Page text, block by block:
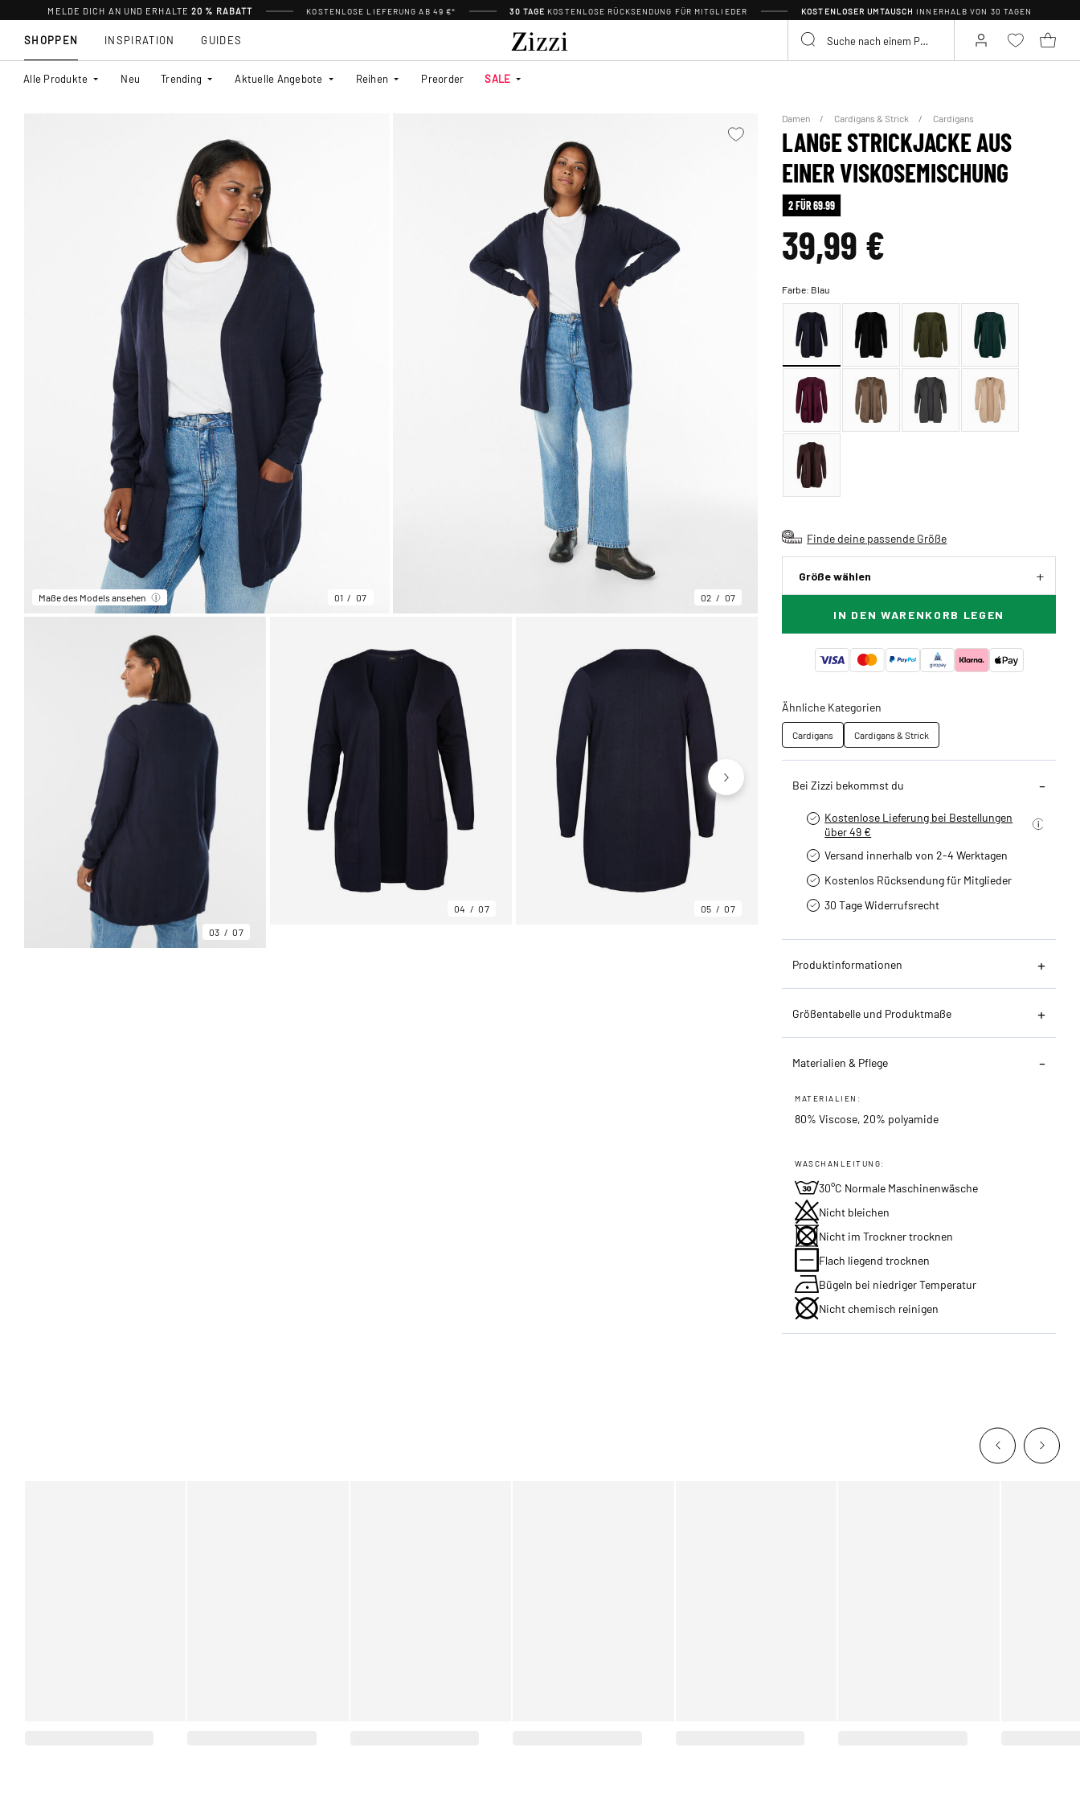
MELDE DICH AN UND ERHALTE20 % RABATT KOSTENLOSE LIEFERUNG AB 49 €* 30 TAGE KOSTENLOSE RÜCKSENDUNG FÜR MITGLIEDER KOSTENLOSER UMTAUSCH INNERHALB VON 30 TAGEN
SHOPPEN
Alle Produkte Neu Trending Aktuelle Angebote Reihen Preorder SALE
INSPIRATION GUIDES
Maße des Models ansehen 01 07 02 07
03 07
04 07 05 07
Damen Cardigans & Strick Cardigans
LANGE STRICKJACKE AUS
EINER VISKOSEMISCHUNG
2 FÜR 69.99
39,99 €
Farbe: Blau
Finde deine passende Größe
Größe wählen
IN DEN WARENKORB LEGEN
Ähnliche Kategorien
Cardigans Cardigans & Strick
Bei Zizzi bekommst du
Kostenlose Lieferung bei Bestellungen
über 49 €
Versand innerhalb von 2-4 Werktagen
Kostenlos Rücksendung für Mitglieder
30 Tage Widerrufsrecht
Produktinformationen
Größentabelle und Produktmaße
Materialien & Pflege
MATERIALIEN:
80% Viscose, 20% polyamide
WASCHANLEITUNG:
30°C Normale Maschinenwäsche
Nicht bleichen
Nicht im Trockner trocknen
Flach liegend trocknen
Bügeln bei niedriger Temperatur
Nicht chemisch reinigen